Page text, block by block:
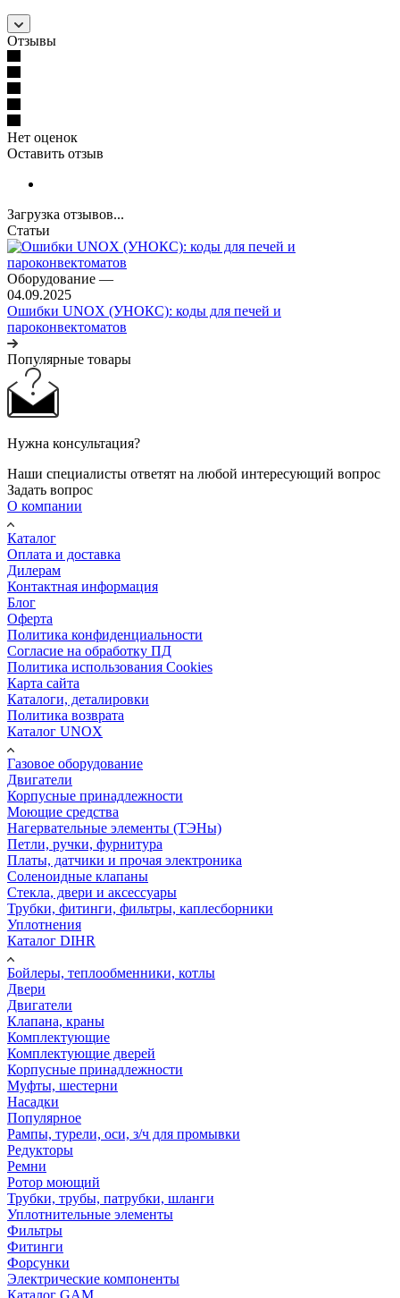
Отзывы
Нет оценок
Оставить отзыв
Загрузка отзывов...
Статьи
Оборудование —
04.09.2025
Ошибки UNOX (УНОКС): коды для печей и
пароконвектоматов
Популярные товары
Нужна консультация?
Наши специалисты ответят на любой интересующий вопрос
Задать вопрос
О компании
Каталог
Оплата и доставка
Дилерам
Контактная информация
Блог
Оферта
Политика конфиденциальности
Согласие на обработку ПД
Политика использования Cookies
Карта сайта
Каталоги, деталировки
Политика возврата
Каталог UNOX
Газовое оборудование
Двигатели
Корпусные принадлежности
Моющие средства
Нагервательные элементы (ТЭНы)
Петли, ручки, фурнитура
Платы, датчики и прочая электроника
Соленоидные клапаны
Стекла, двери и аксессуары
Трубки, фитинги, фильтры, каплесборники
Уплотнения
Каталог DIHR
Бойлеры, теплообменники, котлы
Двери
Двигатели
Клапана, краны
Комплектующие
Комплектующие дверей
Корпусные принадлежности
Муфты, шестерни
Насадки
Популярное
Рампы, турели, оси, з/ч для промывки
Редукторы
Ремни
Ротор моющий
Трубки, трубы, патрубки, шланги
Уплотнительные элементы
Фильтры
Фитинги
Форсунки
Электрические компоненты
Каталог GAM